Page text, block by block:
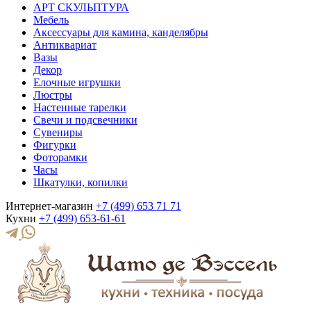
АРТ СКУЛЬПТУРА
Мебель
Аксессуары для камина, канделябры
Антиквариат
Вазы
Декор
Елочные игрушки
Люстры
Настенные тарелки
Свечи и подсвечники
Сувениры
Фигурки
Фоторамки
Часы
Шкатулки, копилки
Интернет-магазин +7 (499) 653 71 71
Кухни +7 (499) 653-61-61